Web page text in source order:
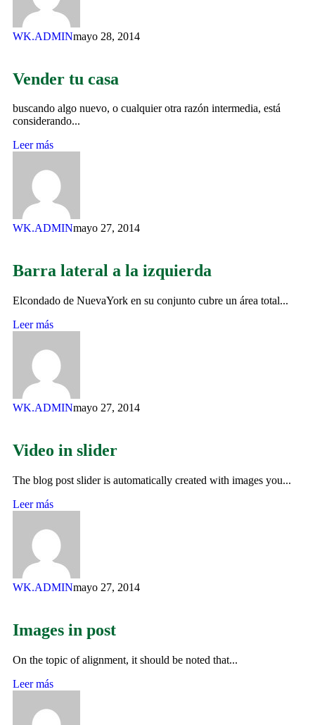
WK.ADMINmayo 28, 2014
Vender tu casa
buscando algo nuevo, o cualquier otra razón intermedia, está
considerando...
Leer más
WK.ADMINmayo 27, 2014
Barra lateral a la izquierda
Elcondado de NuevaYork en su conjunto cubre un área total...
Leer más
WK.ADMINmayo 27, 2014
Video in slider
The blog post slider is automatically created with images you...
Leer más
WK.ADMINmayo 27, 2014
Images in post
On the topic of alignment, it should be noted that...
Leer más